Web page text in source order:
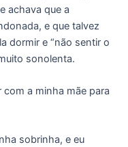
achava que a
e que talvez
dormir e “não sentir o
sonolenta.
com a minha mãe para
sobrinha, e eu